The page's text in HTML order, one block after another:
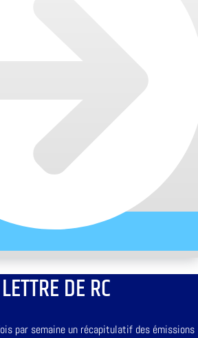
DE RC
par semaine un récapitulatif des émissions